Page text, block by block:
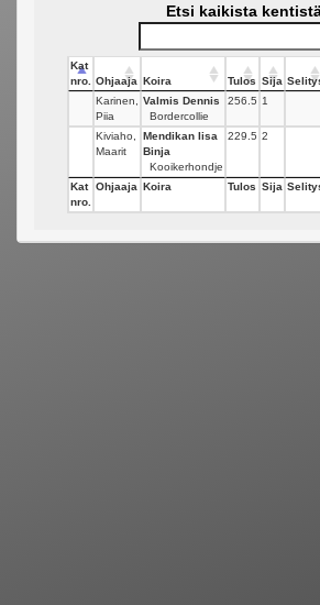
Etsi kaikista
Kat
nro.
Ohjaaja Koira Tulos Sija
Karinen,
Piia
Valmis Dennis
Bordercollie
256.5 1
Kiviaho,
Maarit
Mendikan Iisa
Binja
Kooikerhondje
229.5 2
Kat
nro.
Ohjaaja Koira Tulos Sija